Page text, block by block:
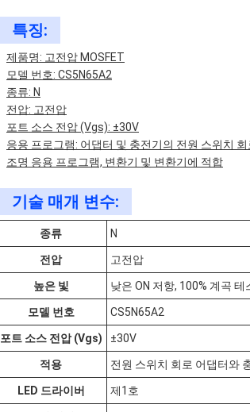
특징:
제품명: 고전압 MOSFET
모델 번호: CS5N65A2
종류: N
전압: 고전압
포트 소스 전압 (Vgs): ±30V
응용 프로그램: 어댑터 및 충전기의 전원 스위치
조명 응용 프로그램, 변환기 및 변환기에 적합
기술 매개 변수:
종류 N
전압 고전압
높은 빛 낮은 ON 저항, 100% 계곡
모델 번호 CS5N65A2
포트 소스 전압 (Vgs) ±30V
적용 전원 스위치 회로 어댑터와
LED 드라이버 제1호